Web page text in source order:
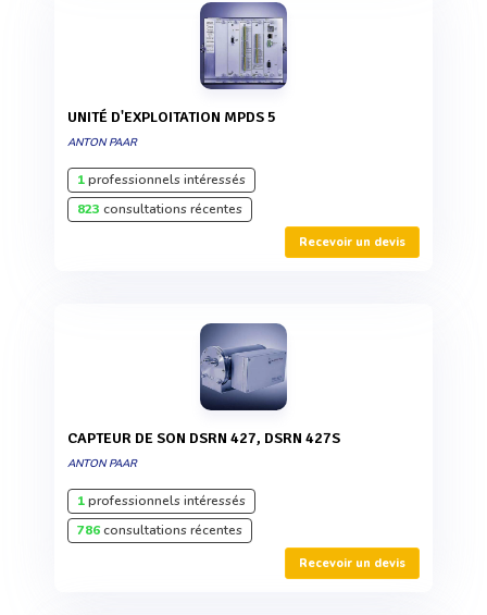
UNITÉ D'EXPLOITATION MPDS 5
ANTON PAAR
1professionnels intéressés
823 consultations récentes
Recevoir un devis
CAPTEUR DE SON DSRN 427, DSRN 427S
ANTON PAAR
1professionnels intéressés
786consultations récentes
Recevoir un devis